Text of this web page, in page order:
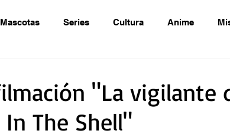
Mascotas Series Cultura Anime
"La vigilante
The Shell"